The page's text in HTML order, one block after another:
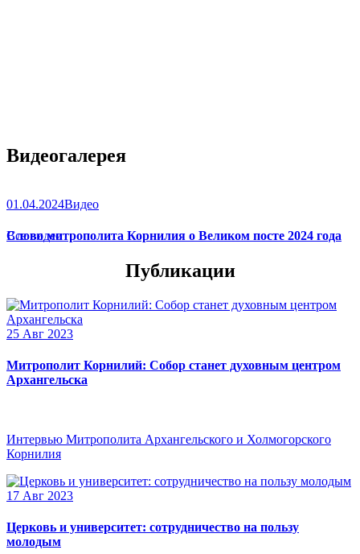
Видеогалерея
01.04.2024Видео
Слово митрополита Корнилия о Великом посте 2024 года
Все видео
Публикации
25 Авг 2023
Митрополит Корнилий: Собор станет духовным центром
Архангельска
Интервью Митрополита Архангельского и Холмогорского
Корнилия
17 Авг 2023
Церковь и университет: сотрудничество на пользу
молодым